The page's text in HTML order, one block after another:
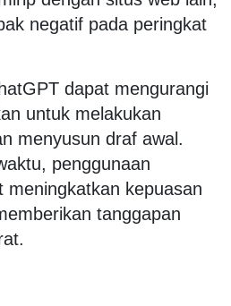
negatif pada peringkat
dapat mengurangi
untuk melakukan
menyusun draf awal.
penggunaan
meningkatkan kepuasan
tanggapan